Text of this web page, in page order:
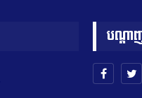
បណ្តា